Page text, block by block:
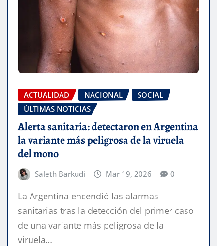
ACTUALIDAD NACIONAL
SOCIAL
ÚLTIMAS NOTICIAS
Alerta sanitaria: detectaron en Argentina
la variante más peligrosa de la viruela
del mono
Saleth Barkudi Mar 19, 2026 0
La Argentina encendió las alarmas
sanitarias tras la detección del primer caso
de una variante más peligrosa de la
viruela…